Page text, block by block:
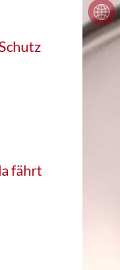
fährt